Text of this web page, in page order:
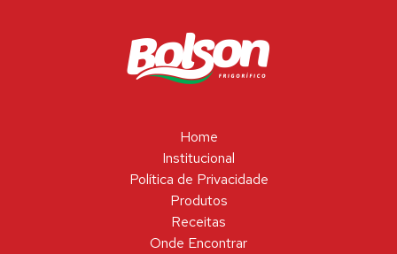
Home
Institucional
Política de Privacidade
Produtos
Receitas
Onde Encontrar